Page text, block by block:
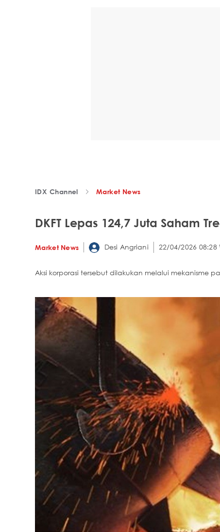
IDX Channel Market News
DKFT Lepas 124,7 Juta Saham
Market News Desi Angriani 22/04/2026 08:28
Aksi korporasi tersebut dilakukan melalui mekanisme